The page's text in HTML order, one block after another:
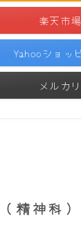
精神科
楽天市場
Yahooショッ
メルカリ